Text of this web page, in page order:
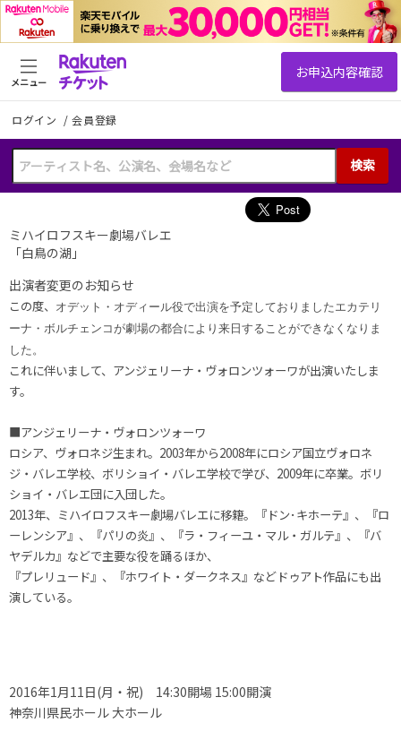
ログイン /会員登録
検索
メニュー
ミハイロフスキー劇場バレエ
「白鳥の湖」
出演者変更のお知らせ
この度、
オデット・オディール役で出演を予定しておりましたエカテリ
ーナ・ボルチェンコが劇場の都合により来日することができなくなりま
した。
これに伴いまして、アンジェリーナ・ヴォロンツォーワが出演いたしま
す。
■アンジェリーナ・ヴォロンツォーワ
ロシア、ヴォロネジ生まれ。2003年から2008年にロシア国立ヴォロネ
ジ・バレエ学校、ボリショイ・バレエ学校で学び、2009年に卒業。ボリ
ショイ・バレエ団に入団した。
2013年、ミハイロフスキー劇場バレエに移籍。『ドン･キホーテ』、『ロ
ーレンシア』、『パリの炎』、『ラ・フィーユ・マル・ガルテ』、『バ
ヤデルカ』などで主要な役を踊るほか、
『プレリュード』、『ホワイト・ダークネス』などドゥアト作品にも出
演している。
2016年1月11日(月・祝) 14:30開場 15:00開演
神奈川県民ホール 大ホール